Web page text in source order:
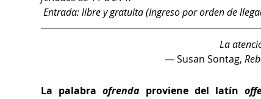
Entrada: libre y gratuita (Ingreso por orden de
La
— Susan Sontag,
La palabra ofrenda proviene del latín